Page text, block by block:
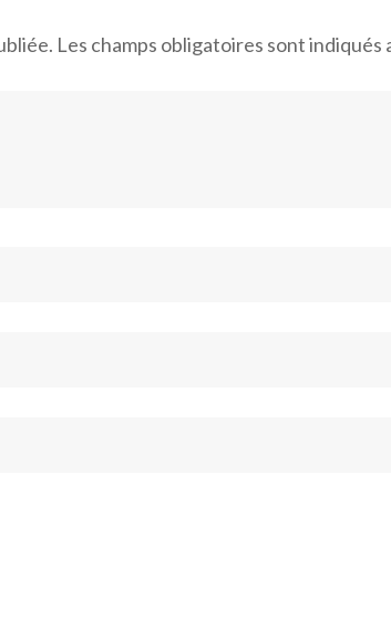
Les champs obligatoires sont indiqués